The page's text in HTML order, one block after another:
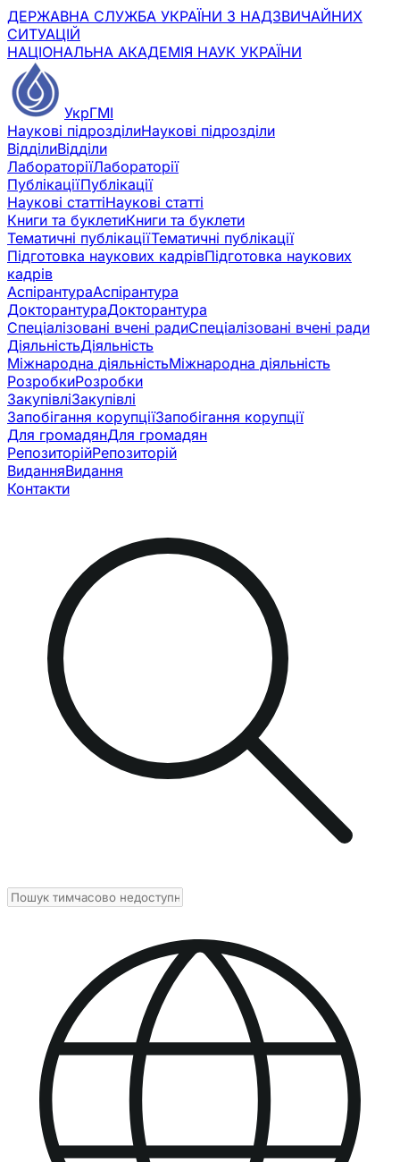
ДЕРЖАВНА СЛУЖБА УКРАЇНИ З НАДЗВИЧАЙНИХ
СИТУАЦІЙ
НАЦІОНАЛЬНА АКАДЕМІЯ НАУК УКРАЇНИ
УкрГМІ
Наукові підрозділиНаукові підрозділи
ВідділиВідділи
ЛабораторіїЛабораторії
ПублікаціїПублікації
Наукові статтіНаукові статті
Книги та буклетиКниги та буклети
Тематичні публікаціїТематичні публікації
Підготовка наукових кадрівПідготовка наукових
кадрів
АспірантураАспірантура
ДокторантураДокторантура
Спеціалізовані вчені радиСпеціалізовані вчені ради
ДіяльністьДіяльність
Міжнародна діяльністьМіжнародна діяльність
РозробкиРозробки
ЗакупівліЗакупівлі
Запобігання корупціїЗапобігання корупції
Для громадянДля громадян
РепозиторійРепозиторій
ВиданняВидання
Контакти